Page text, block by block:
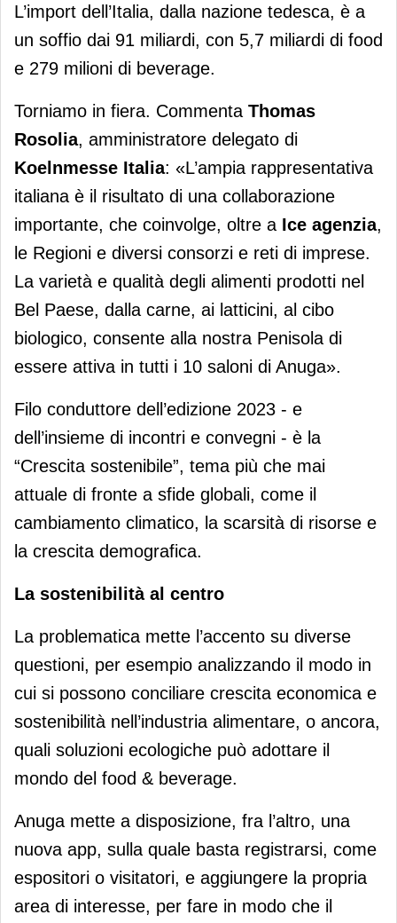
L’import dell’Italia, dalla nazione tedesca, è a
un soffio dai 91 miliardi, con 5,7 miliardi di food
e 279 milioni di beverage.
Torniamo in fiera. Commenta Thomas
Rosolia, amministratore delegato di
Koelnmesse Italia: «L’ampia rappresentativa
italiana è il risultato di una collaborazione
importante, che coinvolge, oltre a Ice agenzia,
le Regioni e diversi consorzi e reti di imprese.
La varietà e qualità degli alimenti prodotti nel
Bel Paese, dalla carne, ai latticini, al cibo
biologico, consente alla nostra Penisola di
essere attiva in tutti i 10 saloni di Anuga».
Filo conduttore dell’edizione 2023 - e
dell’insieme di incontri e convegni - è la
“Crescita sostenibile”, tema più che mai
attuale di fronte a sfide globali, come il
cambiamento climatico, la scarsità di risorse e
la crescita demografica.
La sostenibilità al centro
La problematica mette l’accento su diverse
questioni, per esempio analizzando il modo in
cui si possono conciliare crescita economica e
sostenibilità nell’industria alimentare, o ancora,
quali soluzioni ecologiche può adottare il
mondo del food & beverage.
Anuga mette a disposizione, fra l’altro, una
nuova app, sulla quale basta registrarsi, come
espositori o visitatori, e aggiungere la propria
area di interesse, per fare in modo che il